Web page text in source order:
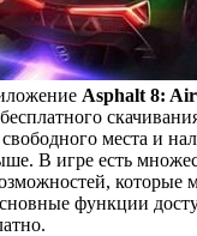
Asphalt 8:
места и
В игре есть
которые
функции